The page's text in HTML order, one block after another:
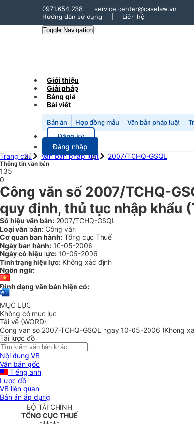
0971.654.238
service.center@caselaw.vn
Hướng dẫn sử dụng
Liên hệ
Toggle Navigation
Giới thiệu
Giải pháp
Bảng giá
Bài viết
Bản án Hợp đồng mẫu Văn bản pháp luật
Đăng ký
Đăng nhập
Trang chủ
Văn bản pháp luật 2007/TCHQ-GSQL
Thông tin văn bản
135
0
Công văn số 2007/TCHQ-
quy định, thủ tục nhập khẩu
Số hiệu văn bản: 2007/TCHQ-GSQL
Loại văn bản: Công văn
Cơ quan ban hành: Tổng cục Thuế
Ngày ban hành: 10-05-2006
Ngày có hiệu lực: 10-05-2006
Tình trạng hiệu lực: Không xác định
Ngôn ngữ:
Định dạng văn bản hiện có:
MỤC LỤC
Không có mục lục
Tải về (WORD)
Cong van so 2007-TCHQ-GSQL ngay 10-05-2006 (Khong
Tải lược đồ
Nội dung VB
Văn bản gốc
Tiếng anh
Lược đồ
VB liên quan
Bản án áp dụng
BỘ TÀI CHÍNH
TỔNG CỤC THUẾ
******